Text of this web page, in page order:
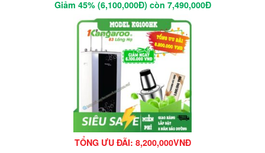
Giảm 45% (6,100,000Đ) còn 7,490,000Đ
TỔNG ƯU ĐÃI: 8,200,000VNĐ